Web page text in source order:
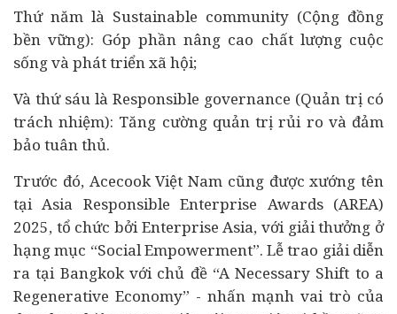
Thứ năm là Sustainable community (Cộng đồng
bền vững): Góp phần nâng cao chất lượng cuộc
sống và phát triển xã hội;
Và thứ sáu là Responsible governance (Quản trị có
trách nhiệm): Tăng cường quản trị rủi ro và đảm
bảo tuân thủ.
Trước đó, Acecook Việt Nam cũng được xướng tên
tại Asia Responsible Enterprise Awards (AREA)
2025, tổ chức bởi Enterprise Asia, với giải thưởng ở
hạng mục “Social Empowerment”. Lễ trao giải diễn
ra tại Bangkok với chủ đề “A Necessary Shift to a
Regenerative Economy” - nhấn mạnh vai trò của